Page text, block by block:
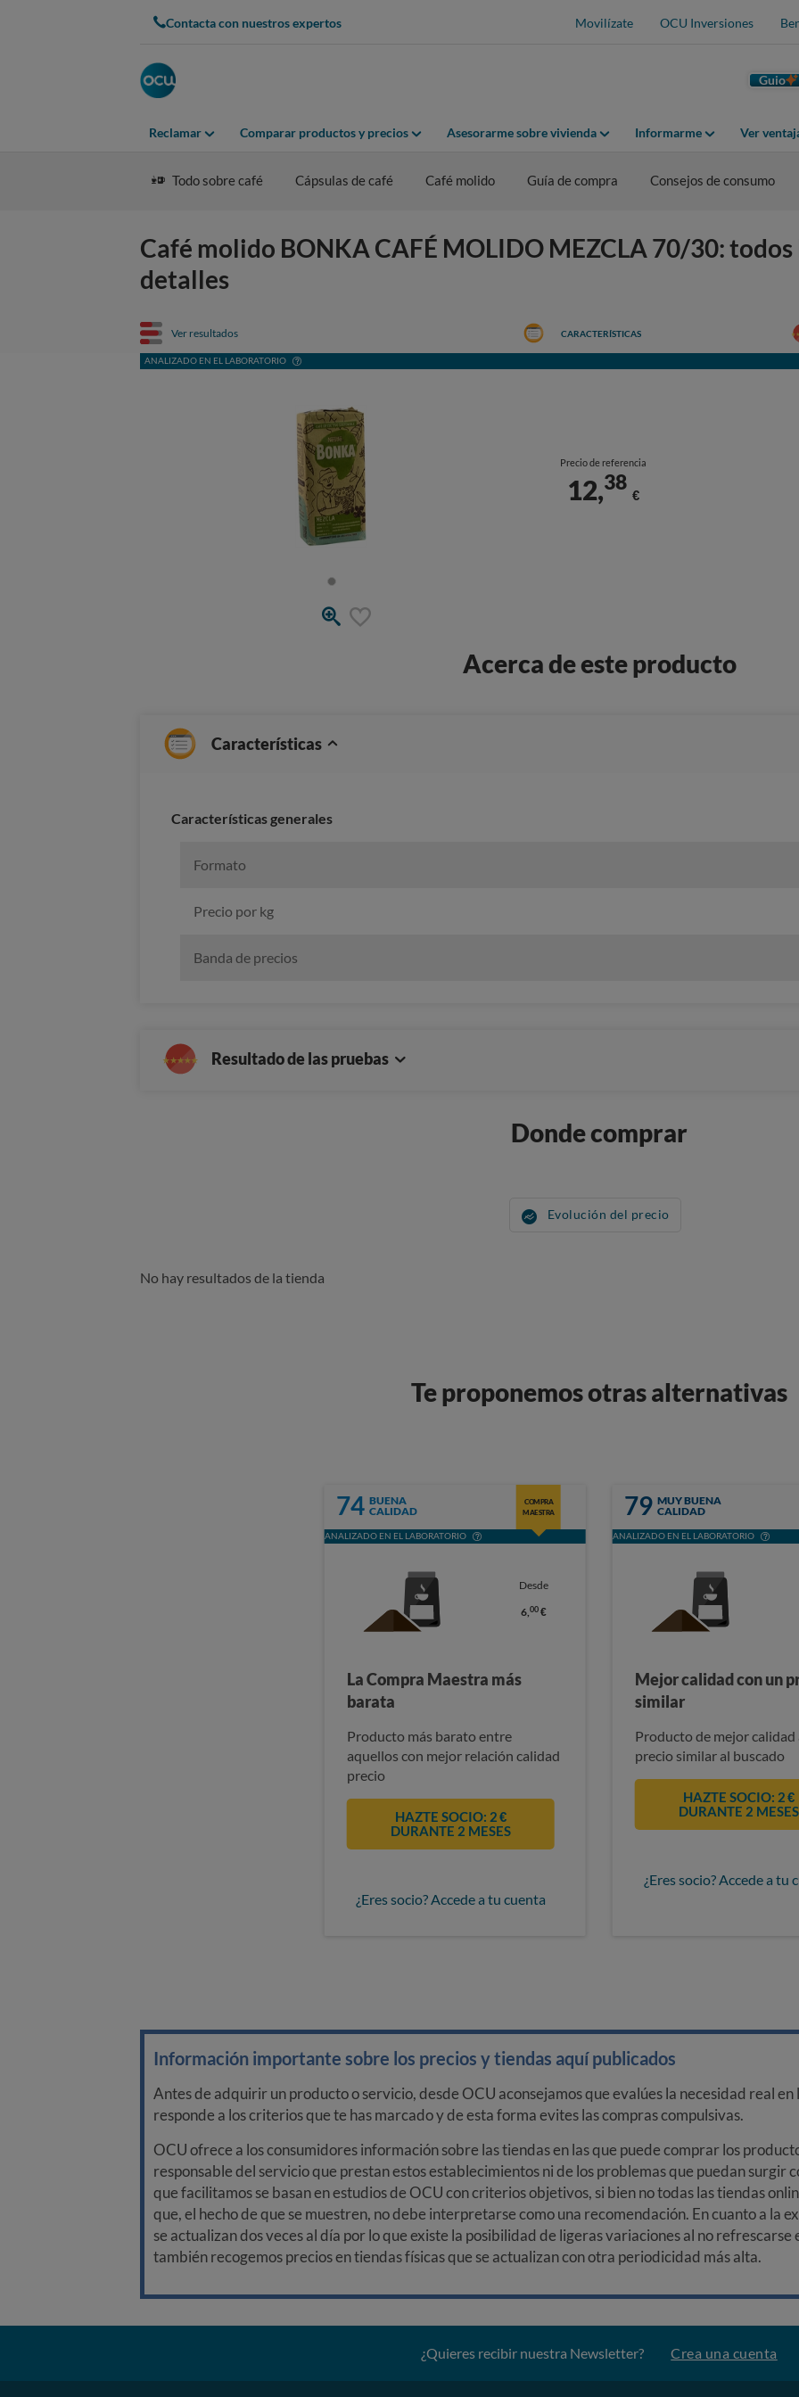
Contacta con nuestros expertos Movilízate OCU Inversiones
Guio
Reclamar Comparar productos y precios Asesorarme sobre vivienda Informarme Ver
Todo sobre café Cápsulas de café Café molido Guía de compra Consejos de consumo
Café molido BONKA CAFÉ MOLIDO MEZCLA 70/30: todos
detalles
Ver resultados
ANALIZADO EN EL LABORATORIO
CARACTERÍSTICAS
Precio de referencia
12,38
€
Acerca de este producto
Características
Características generales
Formato
Precio por kg
Banda de precios
Resultado de las pruebas
Donde comprar
Evolución del precio
No hay resultados de la tienda
Te proponemos otras alternativas
74 BUENA
CALIDAD
COMPRA
MAESTRA
ANALIZADO EN EL LABORATORIO
Desde
6,00€
La Compra Maestra más
barata
Producto más barato entre
aquellos con mejor relación calidad
precio
HAZTE SOCIO: 2 €
DURANTE 2 MESES
¿Eres socio? Accede a tu cuenta
79 MUY BUENA
CALIDAD
ANALIZADO EN EL LABORATORIO
Mejor calidad con un
similar
Producto de mejor calidad
precio similar al buscado
HAZTE SOCIO: 2 €
DURANTE 2 MESES
¿Eres socio? Accede a tu
Información importante sobre los precios y tiendas aquí publicados
Antes de adquirir un producto o servicio, desde OCU aconsejamos que evalúes la necesidad real
responde a los criterios que te has marcado y de esta forma evites las compras compulsivas.
OCU ofrece a los consumidores información sobre las tiendas en las que puede comprar los
responsable del servicio que prestan estos establecimientos ni de los problemas que puedan surgir
que facilitamos se basan en estudios de OCU con criterios objetivos, si bien no todas las tiendas
que, el hecho de que se muestren, no debe interpretarse como una recomendación. En cuanto a la
se actualizan dos veces al día por lo que existe la posibilidad de ligeras variaciones al no refrescarse
también recogemos precios en tiendas físicas que se actualizan con otra periodicidad más alta.
¿Quieres recibir nuestra Newsletter? Crea una cuenta